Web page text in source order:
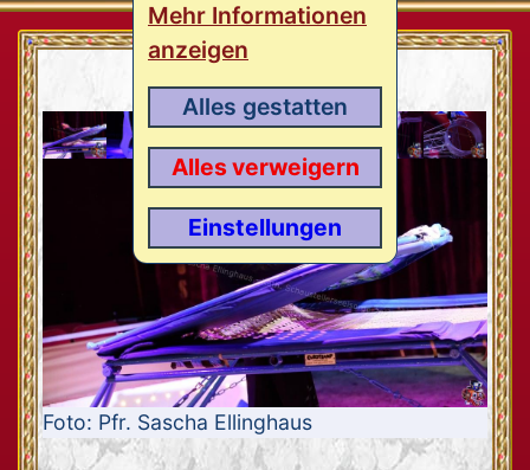
Mehr Informationen
anzeigen
Alles gestatten
Alles verweigern
Einstellungen
Tournee 2021
Foto: Pfr. Sascha Ellinghaus